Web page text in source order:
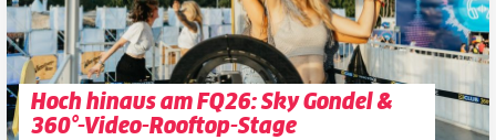
Hoch hinaus am FQ26: Sky Gondel &
360°-Video-Rooftop-Stage